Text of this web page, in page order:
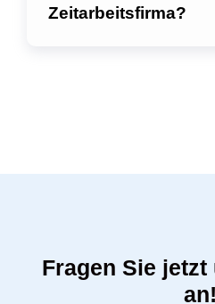
Zeitarbeitsfirma?
Fragen Sie
an!